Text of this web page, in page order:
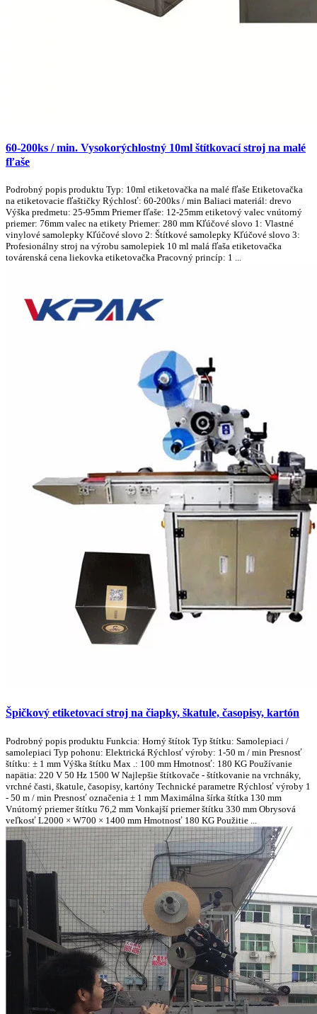
60-200ks / min. Vysokorýchlostný 10ml štítkovací stroj na malé
fľaše
Podrobný popis produktu Typ: 10ml etiketovačka na malé fľaše Etiketovačka
na etiketovacie fľaštičky Rýchlosť: 60-200ks / min Baliaci materiál: drevo
Výška predmetu: 25-95mm Priemer fľaše: 12-25mm etiketový valec vnútorný
priemer: 76mm valec na etikety Priemer: 280 mm Kľúčové slovo 1: Vlastné
vinylové samolepky Kľúčové slovo 2: Štítkové samolepky Kľúčové slovo 3:
Profesionálny stroj na výrobu samolepiek 10 ml malá fľaša etiketovačka
továrenská cena liekovka etiketovačka Pracovný princíp: 1 ...
Špičkový etiketovací stroj na čiapky, škatule, časopisy, kartón
Podrobný popis produktu Funkcia: Horný štítok Typ štítku: Samolepiaci /
samolepiaci Typ pohonu: Elektrická Rýchlosť výroby: 1-50 m / min Presnosť
štítku: ± 1 mm Výška štítku Max .: 100 mm Hmotnosť: 180 KG Používanie
napätia: 220 V 50 Hz 1500 W Najlepšie štítkovače - štítkovanie na vrchnáky,
vrchné časti, škatule, časopisy, kartóny Technické parametre Rýchlosť výroby 1
- 50 m / min Presnosť označenia ± 1 mm Maximálna šírka štítka 130 mm
Vnútorný priemer štítku 76,2 mm Vonkajší priemer štítku 330 mm Obrysová
veľkosť L2000 × W700 × 1400 mm Hmotnosť 180 KG Použitie ...